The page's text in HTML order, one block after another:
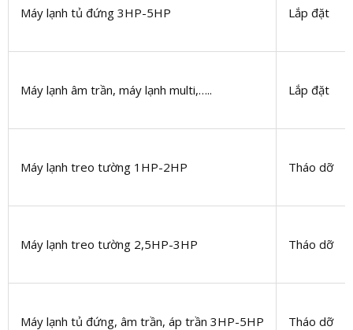
Máy lạnh tủ đứng 3HP-5HP Lắp đặt
Máy lạnh âm trần, máy lạnh multi,….. Lắp đặt
Máy lạnh treo tường 1HP-2HP Tháo dỡ
Máy lạnh treo tường 2,5HP-3HP Tháo dỡ
Máy lạnh tủ đứng, âm trần, áp trần 3HP-5HP Tháo dỡ